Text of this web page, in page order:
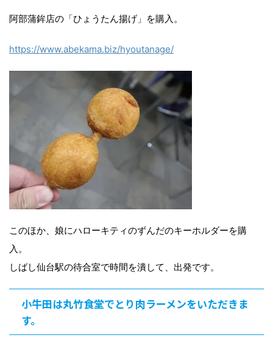
阿部蒲鉾店の「ひょうたん揚げ」を購入。
https://www.abekama.biz/hyoutanage/
このほか、娘にハローキティのずんだのキーホルダーを購
入。
しばし仙台駅の待合室で時間を潰して、出発です。
小牛田は丸竹食堂でとり肉ラーメンをいただきま
す。